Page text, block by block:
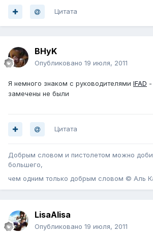
Цитата
BHyK
Опубликовано 19 июля, 2011
Я немного знаком с руководителями IFAD -
замечены не были
Цитата
Добрым словом и пистолетом можно
большего,
чем одним только добрым словом © Аль
LisaAlisa
Опубликовано 19 июля, 2011